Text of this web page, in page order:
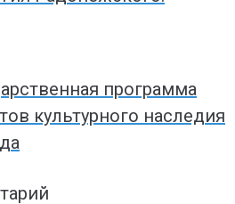
программа
культурного наследия